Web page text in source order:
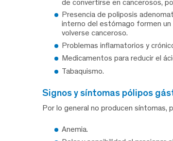
de convertirse en cancerosos,
Presencia de poliposis
interno del estómago formen un
volverse canceroso.
Problemas inflamatorios y
Medicamentos para reducir el
Tabaquismo.
signos y síntomas pólipos
Por lo general no producen síntomas,
Anemia.